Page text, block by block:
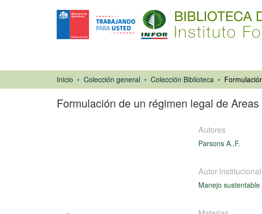
Inicio Colección general Colección Biblioteca
Formulación de un régimen legal de
Autores
Parsons A.,F.
Autor institucional
Manejo